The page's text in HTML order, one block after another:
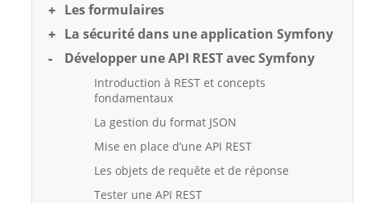
Les formulaires
La sécurité dans une application Symfony
Développer une API REST avec Symfony
Introduction à REST et concepts
fondamentaux
La gestion du format JSON
Mise en place d’une API REST
Les objets de requête et de réponse
Tester une API REST